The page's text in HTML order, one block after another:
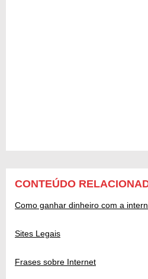
CONTEÚDO
Como ganhar dinheiro com a
Sites Legais
Frases sobre Internet